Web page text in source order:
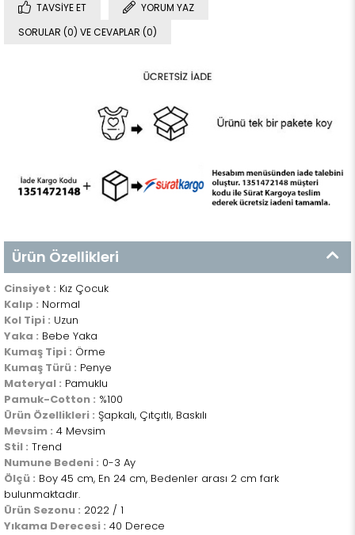
TAVSIYE ET
YORUM YAZ
SORULAR (0) VE CEVAPLAR (0)
Ürün Özellikleri
Cinsiyet : Kız Çocuk
Kalıp : Normal
Kol Tipi : Uzun
Yaka : Bebe Yaka
Kumaş Tipi : Örme
Kumaş Türü : Penye
Materyal : Pamuklu
Pamuk-Cotton : %100
Ürün Özellikleri : Şapkalı, Çıtçıtlı, Baskılı
Mevsim : 4 Mevsim
Stil : Trend
Numune Bedeni : 0-3 Ay
Ölçü : Boy 45 cm, En 24 cm, Bedenler arası 2 cm fark
bulunmaktadır.
Ürün Sezonu : 2022 / 1
Yıkama Derecesi : 40 Derece